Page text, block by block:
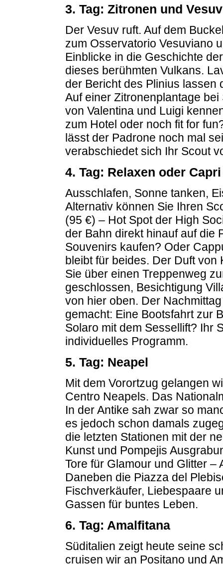
3. Tag: Zitronen und Vesuv
Der Vesuv ruft. Auf dem
zum Osservatorio Vesuviano
Einblicke in die Geschichte
dieses berühmten Vulkans.
der Bericht des Plinius lassen
Auf einer Zitronenplantage
von Valentina und Luigi
zum Hotel oder noch fit for
lässt der Padrone noch mal
verabschiedet sich Ihr Scout
4. Tag: Relaxen oder Capri
Ausschlafen, Sonne tanken,
Alternativ können Sie Ihren
(95 €) – Hot Spot der High
der Bahn direkt hinauf auf die
Souvenirs kaufen? Oder
bleibt für beides. Der Duft
Sie über einen Treppenweg
geschlossen, Besichtigung
von hier oben. Der
gemacht: Eine Bootsfahrt zur
Solaro mit dem Sessellift? Ihr
individuelles Programm.
5. Tag: Neapel
Mit dem Vorortzug gelangen
Centro Neapels. Das
In der Antike sah zwar so
es jedoch schon damals
die letzten Stationen mit der
Kunst und Pompejis
Tore für Glamour und Glitter
Daneben die Piazza del
Fischverkäufer, Liebespaare
Gassen für buntes Leben.
6. Tag: Amalfitana
Süditalien zeigt heute seine
cruisen wir an Positano und